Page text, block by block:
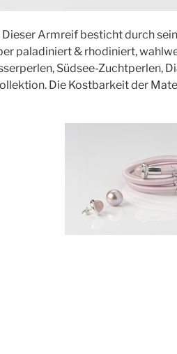
Dieser Armreif besticht durch
paladiniert & rhodiniert,
Südsee-Zuchtperlen,
Die Kostbarkeit der